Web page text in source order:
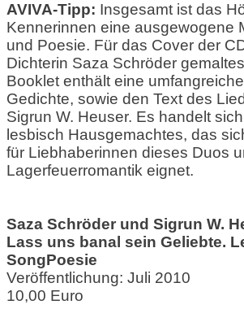
AVIVA-Tipp: Insgesamt ist das
Kennerinnen eine ausgewogene
und Poesie. Für das Cover der
Dichterin Saza Schröder
Booklet enthält eine
Gedichte, sowie den Text des
Sigrun W. Heuser. Es handelt
lesbisch Hausgemachtes, das
für Liebhaberinnen dieses Duos
Lagerfeuerromantik eignet.
Saza Schröder und Sigrun W.
Lass uns banal sein Geliebte.
SongPoesie
Veröffentlichung: Juli 2010
10,00 Euro